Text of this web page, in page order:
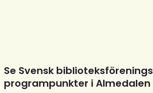
Se Svensk biblioteksförenings
programpunkter i Almedalen